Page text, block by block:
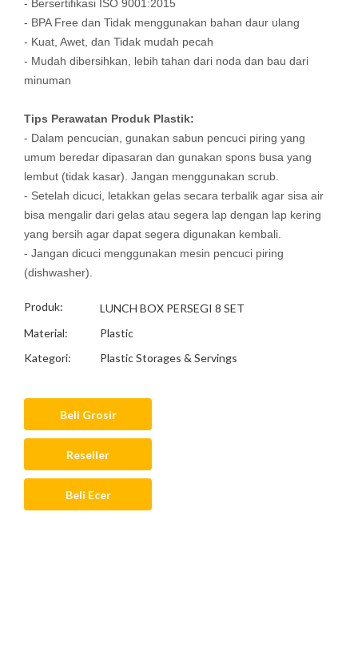
- Bersertifikasi ISO 9001:2015
- BPA Free dan Tidak menggunakan bahan daur ulang
- Kuat, Awet, dan Tidak mudah pecah
- Mudah dibersihkan, lebih tahan dari noda dan bau dari
minuman
Tips Perawatan Produk Plastik:
- Dalam pencucian, gunakan sabun pencuci piring yang
umum beredar dipasaran dan gunakan spons busa yang
lembut (tidak kasar). Jangan menggunakan scrub.
- Setelah dicuci, letakkan gelas secara terbalik agar sisa air
bisa mengalir dari gelas atau segera lap dengan lap kering
yang bersih agar dapat segera digunakan kembali.
- Jangan dicuci menggunakan mesin pencuci piring
(dishwasher).
Produk:
LUNCH BOX PERSEGI 8 SET
Material:
Plastic
Kategori:
Plastic Storages & Servings
Beli Grosir
Reseller
Beli Ecer